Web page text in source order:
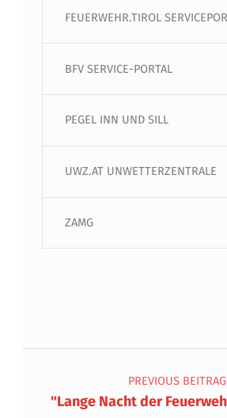
FEUERWEHR.TIROL
BFV SERVICE-PORTAL
PEGEL INN UND SILL
UWZ.AT UNWETTERZENTRALE
ZAMG
Beitragsnavigation
PREVIOUS BEITRAG
"Lange Nacht der